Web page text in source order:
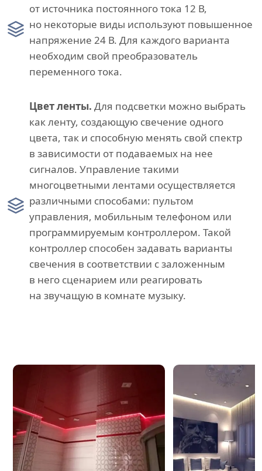
от источника постоянного тока 12 В,
но некоторые виды используют повышенное
напряжение 24 В. Для каждого варианта
необходим свой преобразователь
переменного тока.
Цвет ленты. Для подсветки можно выбрать
как ленту, создающую свечение одного
цвета, так и способную менять свой спектр
в зависимости от подаваемых на нее
сигналов. Управление такими
многоцветными лентами осуществляется
различными способами: пультом
управления, мобильным телефоном или
программируемым контроллером. Такой
контроллер способен задавать варианты
свечения в соответствии с заложенным
в него сценарием или реагировать
на звучащую в комнате музыку.